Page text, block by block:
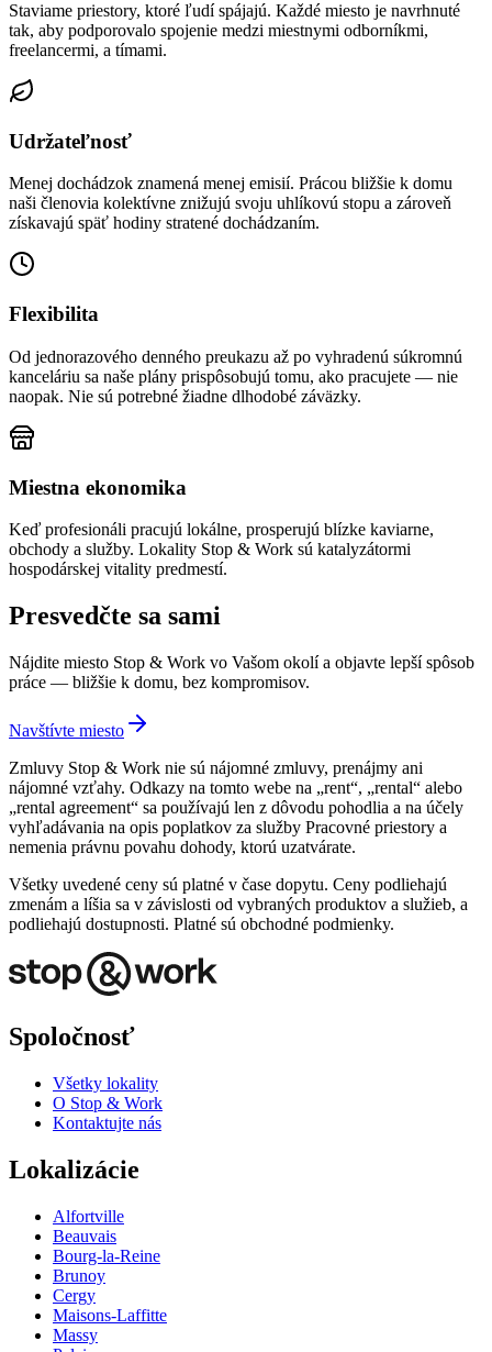
Staviame priestory, ktoré ľudí spájajú. Každé miesto je navrhnuté
tak, aby podporovalo spojenie medzi miestnymi odborníkmi,
freelancermi, a tímami.
Udržateľnosť
Menej dochádzok znamená menej emisií. Prácou bližšie k domu
naši členovia kolektívne znižujú svoju uhlíkovú stopu a zároveň
získavajú späť hodiny stratené dochádzaním.
Flexibilita
Od jednorazového denného preukazu až po vyhradenú súkromnú
kanceláriu sa naše plány prispôsobujú tomu, ako pracujete — nie
naopak. Nie sú potrebné žiadne dlhodobé záväzky.
Miestna ekonomika
Keď profesionáli pracujú lokálne, prosperujú blízke kaviarne,
obchody a služby. Lokality Stop & Work sú katalyzátormi
hospodárskej vitality predmestí.
Presvedčte sa sami
Nájdite miesto Stop & Work vo Vašom okolí a objavte lepší spôsob
práce — bližšie k domu, bez kompromisov.
Navštívte miesto
Zmluvy Stop & Work nie sú nájomné zmluvy, prenájmy ani
nájomné vzťahy. Odkazy na tomto webe na „rent“, „rental“ alebo
„rental agreement“ sa používajú len z dôvodu pohodlia a na účely
vyhľadávania na opis poplatkov za služby Pracovné priestory a
nemenia právnu povahu dohody, ktorú uzatvárate.
Všetky uvedené ceny sú platné v čase dopytu. Ceny podliehajú
zmenám a líšia sa v závislosti od vybraných produktov a služieb, a
podliehajú dostupnosti. Platné sú obchodné podmienky.
Spoločnosť
Všetky lokality
O Stop & Work
Kontaktujte nás
Lokalizácie
Alfortville
Beauvais
Bourg-la-Reine
Brunoy
Cergy
Maisons-Laffitte
Massy